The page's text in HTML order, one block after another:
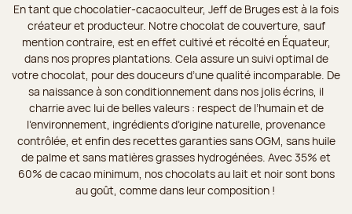
En tant que chocolatier-cacaoculteur, Jeff de Bruges est à la fois
créateur et producteur. Notre chocolat de couverture, sauf
mention contraire, est en effet cultivé et récolté en Équateur,
dans nos propres plantations. Cela assure un suivi optimal de
votre chocolat, pour des douceurs d’une qualité incomparable. De
sa naissance à son conditionnement dans nos jolis écrins, il
charrie avec lui de belles valeurs : respect de l’humain et de
l’environnement, ingrédients d’origine naturelle, provenance
contrôlée, et enfin des recettes garanties sans OGM, sans huile
de palme et sans matières grasses hydrogénées. Avec 35% et
60% de cacao minimum, nos chocolats au lait et noir sont bons
au goût, comme dans leur composition !